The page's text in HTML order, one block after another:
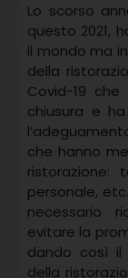
Lo scorso
questo 2021,
il mondo ma
della
Covid-19
chiusura e
che hanno
ristorazione:
personale,
necessario
evitare la
dando così il
della